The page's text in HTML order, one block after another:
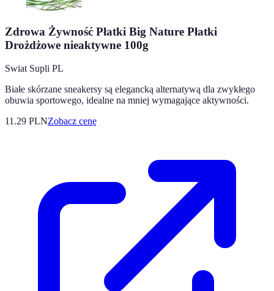
Zdrowa Żywność Płatki Big Nature Płatki
Drożdżowe nieaktywne 100g
Swiat Supli PL
Białe skórzane sneakersy są elegancką alternatywą dla zwykłego
obuwia sportowego, idealne na mniej wymagające aktywności.
11.29 PLNZobacz cenę